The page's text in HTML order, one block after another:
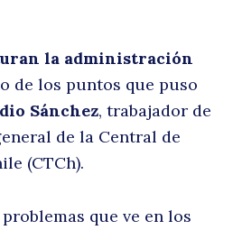
la administración
de los puntos que puso
Sánchez, trabajador de
de la Central de
(CTCh).
que ve en los